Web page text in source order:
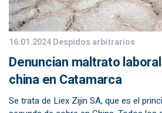
16.01.2024Despidos arbitrarios
Denuncian maltrato
china en Catamarca
Se trata de Liex Zijin SA, que es el